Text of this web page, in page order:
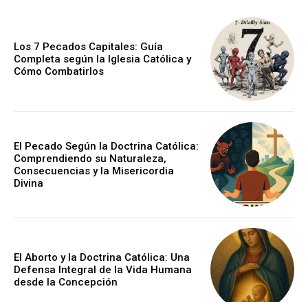
Los 7 Pecados Capitales: Guía
Completa según la Iglesia Católica y
Cómo Combatirlos
El Pecado Según la Doctrina Católica:
Comprendiendo su Naturaleza,
Consecuencias y la Misericordia
Divina
El Aborto y la Doctrina Católica: Una
Defensa Integral de la Vida Humana
desde la Concepción